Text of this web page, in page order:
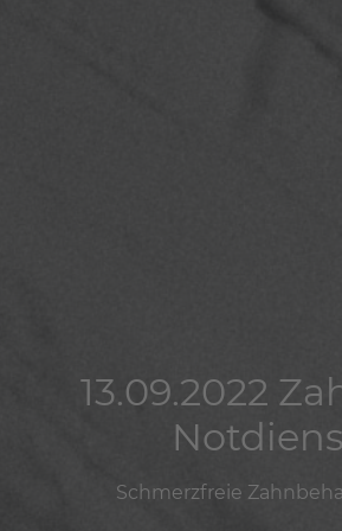
13.09.2022
Schmerzfreie
13.09.2022
Schmerzfreie
13.09.2022
Schmerzfreie